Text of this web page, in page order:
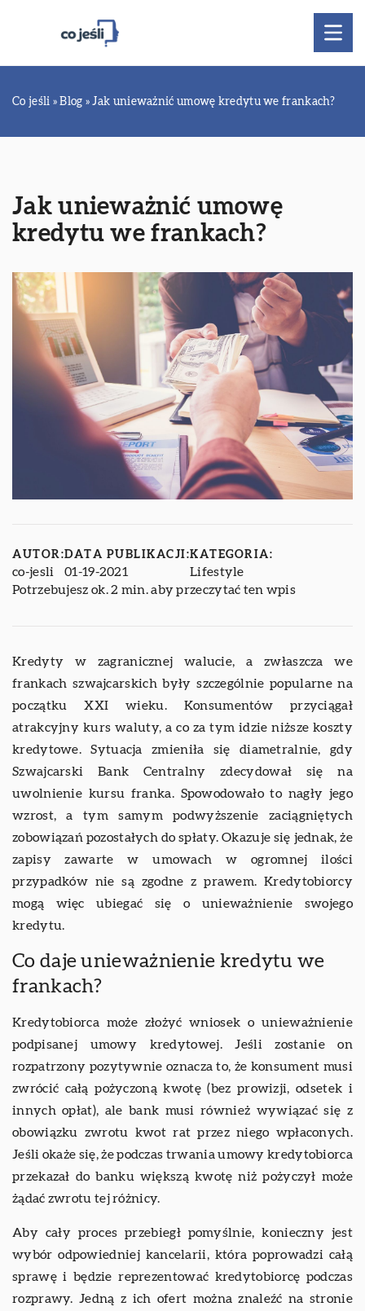
Co jeśli »Blog »Jak unieważnić umowę kredytu we frankach?
Jak unieważnić umowę
kredytu we frankach?
AUTOR:
co-jesli
DATA PUBLIKACJI:
01-19-2021
KATEGORIA:
Lifestyle
Potrzebujesz ok. 2 min. aby przeczytać ten wpis
Kredyty w zagranicznej walucie, a zwłaszcza we
frankach szwajcarskich były szczególnie popularne na
początku XXI wieku. Konsumentów przyciągał
atrakcyjny kurs waluty, a co za tym idzie niższe koszty
kredytowe. Sytuacja zmieniła się diametralnie, gdy
Szwajcarski Bank Centralny zdecydował się na
uwolnienie kursu franka. Spowodowało to nagły jego
wzrost, a tym samym podwyższenie zaciągniętych
zobowiązań pozostałych do spłaty. Okazuje się jednak, że
zapisy zawarte w umowach w ogromnej ilości
przypadków nie są zgodne z prawem. Kredytobiorcy
mogą więc ubiegać się o unieważnienie swojego
kredytu.
Co daje unieważnienie kredytu we
frankach?
Kredytobiorca może złożyć wniosek o unieważnienie
podpisanej umowy kredytowej. Jeśli zostanie on
rozpatrzony pozytywnie oznacza to, że konsument musi
zwrócić całą pożyczoną kwotę (bez prowizji, odsetek i
innych opłat), ale bank musi również wywiązać się z
obowiązku zwrotu kwot rat przez niego wpłaconych.
Jeśli okaże się, że podczas trwania umowy kredytobiorca
przekazał do banku większą kwotę niż pożyczył może
żądać zwrotu tej różnicy.
Aby cały proces przebiegł pomyślnie, konieczny jest
wybór odpowiedniej kancelarii, która poprowadzi całą
sprawę i będzie reprezentować kredytobiorcę podczas
rozprawy. Jedną z ich ofert można znaleźć na stronie